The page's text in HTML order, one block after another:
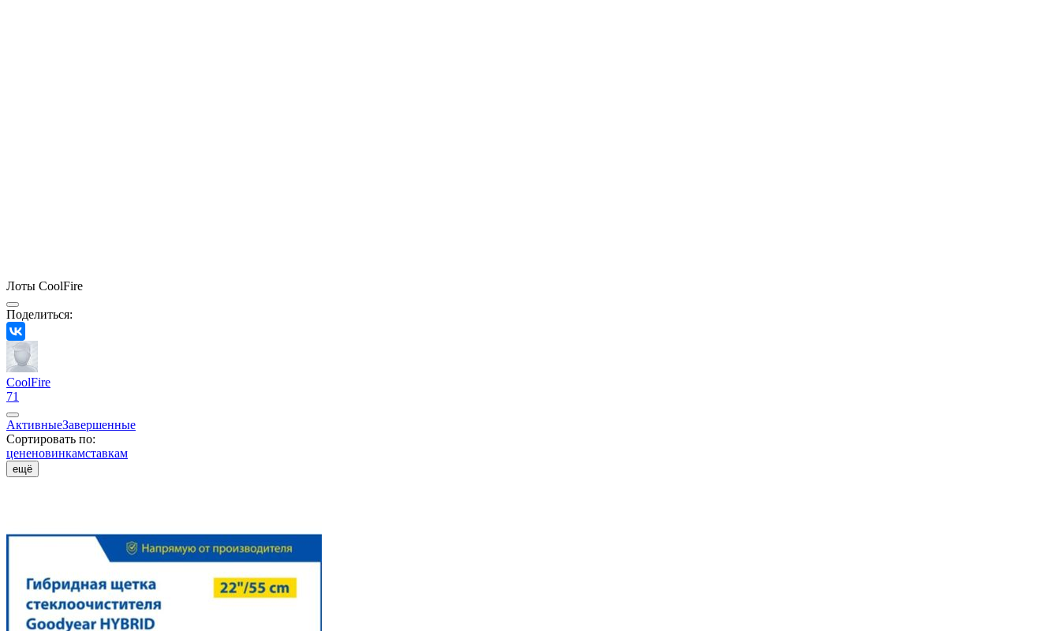
Лоты CoolFire
Поделиться:
CoolFire
71
АктивныеЗавершенные
Сортировать по:
цененовинкамставкам
ещё